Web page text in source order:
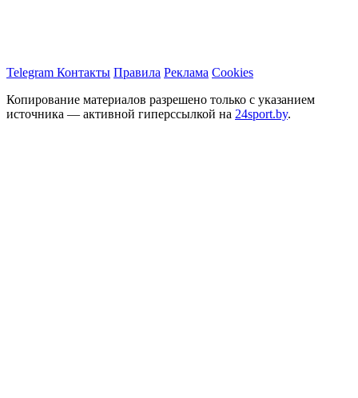
Telegram Контакты Правила Реклама Cookies
Копирование материалов разрешено только с указанием
источника — активной гиперссылкой на 24sport.by.